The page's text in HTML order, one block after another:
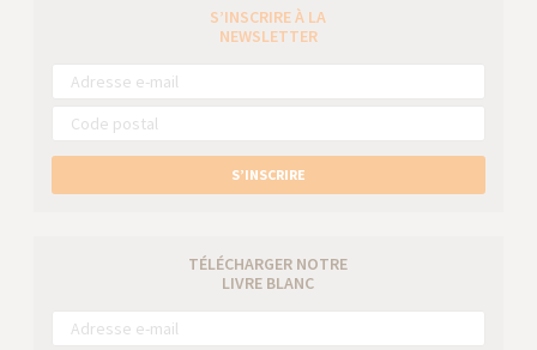
S’INSCRIRE À LA
NEWSLETTER
S’INSCRIRE
TÉLÉCHARGER NOTRE
LIVRE BLANC